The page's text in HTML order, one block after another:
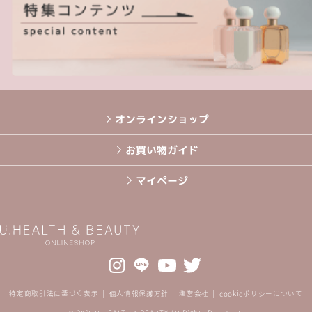
オンラインショップ
お買い物ガイド
マイページ
特定商取引法に基づく表示 個人情報保護方針 運営会社 cookieポリシーについて